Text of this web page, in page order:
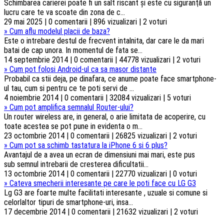
Schimbarea carierei poate fi un salt riscant şi este cu siguranţă un
lucru care te va scoate din zona de c...
29 mai 2025 | 0 comentarii | 896 vizualizari | 2 voturi
» Cum aflu modelul placii de baza?
Este o intrebare destul de frecvent intalnita, dar care le da mari
batai de cap unora. In momentul de fata se...
14 septembrie 2014 | 0 comentarii | 44778 vizualizari | 2 voturi
» Cum pot folosi Android-ul ca sa masor distante
Probabil ca stii deja, pe dinafara, ce anume poate face smartphone-
ul tau, cum si pentru ce te poti servi de ...
4 noiembrie 2014 | 0 comentarii | 32084 vizualizari | 5 voturi
» Cum pot amplifica semnalul Router-ului?
Un router wireless are, in general, o arie limitata de acoperire, cu
toate acestea se pot pune in evidenta o m...
23 octombrie 2014 | 0 comentarii | 26825 vizualizari | 2 voturi
» Cum pot sa schimb tastatura la iPhone 6 si 6 plus?
Avantajul de a avea un ecran de dimensiuni mai mari, este pus
sub semnul intrebarii de cresterea dificultatii...
13 octombrie 2014 | 0 comentarii | 22770 vizualizari | 0 voturi
» Cateva smecherii interesante pe care le poti face cu LG G3
Lg G3 are foarte multe facilitati interesante , uzuale si comune si
celorlaltor tipuri de smartphone-uri, insa...
17 decembrie 2014 | 0 comentarii | 21632 vizualizari | 2 voturi